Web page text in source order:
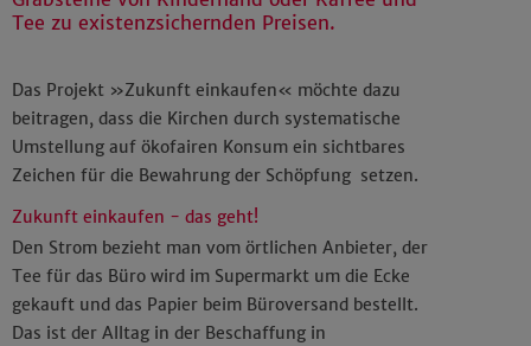
Tee zu existenzsichernden Preisen.
Das Projekt »Zukunft einkaufen« möchte dazu
beitragen, dass die Kirchen durch systematische
Umstellung auf ökofairen Konsum ein sichtbares
Zeichen für die Bewahrung der Schöpfung setzen.
Zukunft einkaufen - das geht!
Den Strom bezieht man vom örtlichen Anbieter, der
Tee für das Büro wird im Supermarkt um die Ecke
gekauft und das Papier beim Büroversand bestellt.
Das ist der Alltag in der Beschaffung in